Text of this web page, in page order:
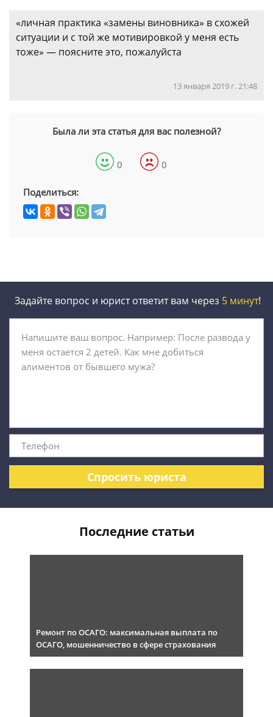
«личная практика «замены виновника» в схожей
ситуации и с той же мотивировкой у меня есть
тоже» — поясните это, пожалуйста
13 января 2019 г. 21:48
Была ли эта статья для вас полезной?
0 0
Поделиться:
Задайте вопрос и юрист ответит вам через 5 минут!
Спросить юриста
Последние статьи
Ремонт по ОСАГО: максимальная выплата по
ОСАГО, мошенничество в сфере страхования